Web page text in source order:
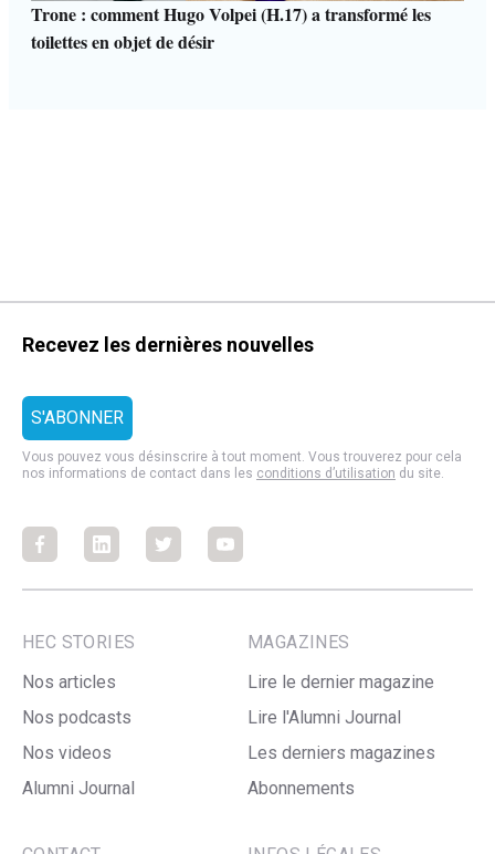
Trone : comment Hugo Volpei (H.17) a transformé les
toilettes en objet de désir
Recevez les dernières nouvelles
Vous pouvez vous désinscrire à tout moment. Vous trouverez pour cela
nos informations de contact dans les conditions d’utilisation du site.
FacebookFacebookFacebookFacebook
HEC STORIES
Nos articles
Nos podcasts
Nos videos
Alumni Journal
MAGAZINES
Lire le dernier magazine
Lire l'Alumni Journal
Les derniers magazines
Abonnements